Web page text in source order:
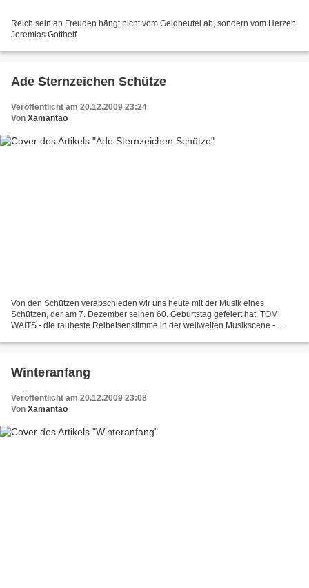
Reich sein an Freuden hängt nicht vom Geldbeutel ab, sondern vom Herzen.
Jeremias Gotthelf
Ade Sternzeichen Schütze
Veröffentlicht am 20.12.2009 23:24
Von Xamantao
Von den Schützen verabschieden wir uns heute mit der Musik eines
Schützen, der am 7. Dezember seinen 60. Geburtstag gefeiert hat. TOM
WAITS - die rauheste Reibeisenstimme in der weltweiten Musikscene -
Winteranfang
Veröffentlicht am 20.12.2009 23:08
Von Xamantao